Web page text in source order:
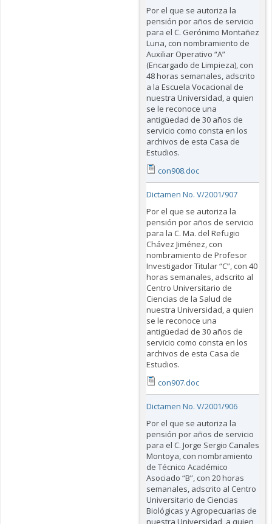
Por el que se autoriza la
pensión por años de servicio
para el C. Gerónimo Montañez
Luna, con nombramiento de
Auxiliar Operativo “A”
(Encargado de Limpieza), con
48 horas semanales, adscrito
a la Escuela Vocacional de
nuestra Universidad, a quien
se le reconoce una
antigüedad de 30 años de
servicio como consta en los
archivos de esta Casa de
Estudios.
con908.doc
Dictamen No. V/2001/907
Por el que se autoriza la
pensión por años de servicio
para la C. Ma. del Refugio
Chávez Jiménez, con
nombramiento de Profesor
Investigador Titular “C”, con 40
horas semanales, adscrito al
Centro Universitario de
Ciencias de la Salud de
nuestra Universidad, a quien
se le reconoce una
antigüedad de 30 años de
servicio como consta en los
archivos de esta Casa de
Estudios.
con907.doc
Dictamen No. V/2001/906
Por el que se autoriza la
pensión por años de servicio
para el C. Jorge Sergio Canales
Montoya, con nombramiento
de Técnico Académico
Asociado “B”, con 20 horas
semanales, adscrito al Centro
Universitario de Ciencias
Biológicas y Agropecuarias de
nuestra Universidad, a quien